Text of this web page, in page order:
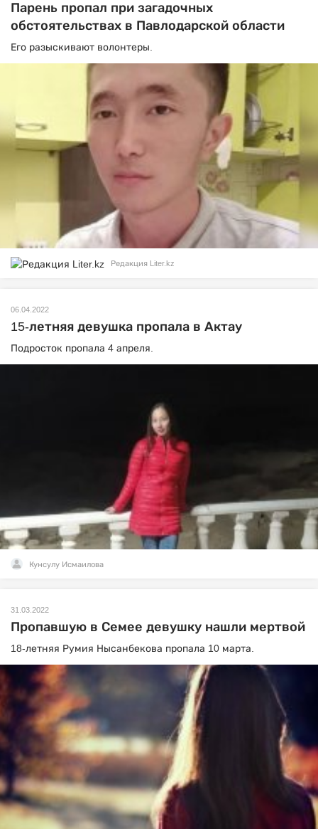
Парень пропал при загадочных
обстоятельствах в Павлодарской области
Его разыскивают волонтеры.
Редакция Liter.kz
06.04.2022
15-летняя девушка пропала в Актау
Подросток пропала 4 апреля.
Кунсулу Исмаилова
31.03.2022
Пропавшую в Семее девушку нашли мертвой
18-летняя Румия Нысанбекова пропала 10 марта.